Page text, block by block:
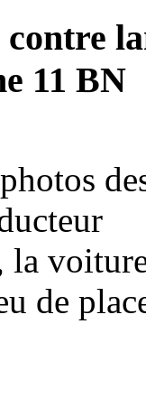
contre
11 BN
de